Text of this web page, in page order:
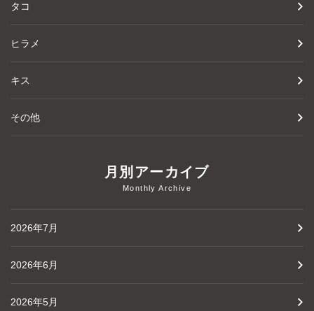
タコ
ヒラメ
キス
その他
月別アーカイブ
Monthly Archive
2026年7月
2026年6月
2026年5月